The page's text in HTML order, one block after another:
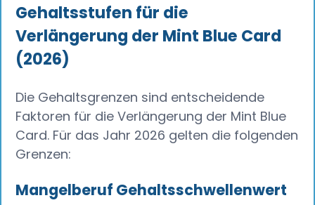
Gehaltsstufen für die
Verlängerung der Mint Blue Card
(2026)
Die Gehaltsgrenzen sind entscheidende
Faktoren für die Verlängerung der Mint Blue
Card. Für das Jahr 2026 gelten die folgenden
Grenzen:
Mangelberuf Gehaltsschwellenwert